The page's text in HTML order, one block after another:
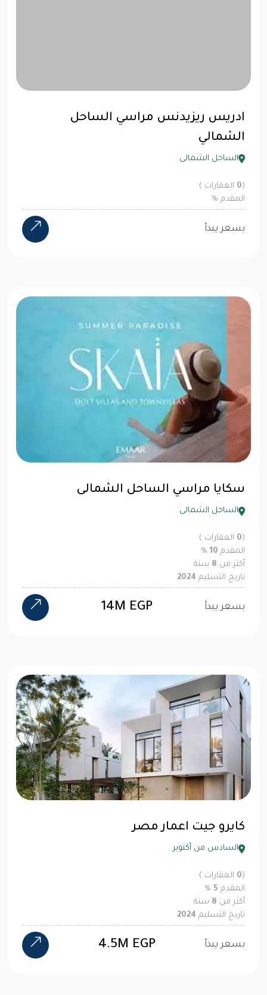
ادريس ريزيدنس مراسي الساحل
الشمالي
الساحل الشمالى
(
0 العقارات )
المقدم %
بسعر يبدأ
سكايا مراسي الساحل الشمالى
الساحل الشمالى
(
0 العقارات )
المقدم 10
%
أكثر من 8 سنة
تاريخ التسليم 2024
بسعر يبدأ 14M EGP
كايرو جيت اعمار مصر
السادس من أكتوبر
(
0 العقارات )
المقدم 5
%
أكثر من 8 سنة
تاريخ التسليم 2024
بسعر يبدأ 4.5M EGP